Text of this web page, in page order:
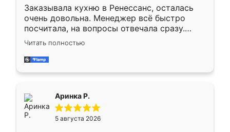
Заказывала кухню в Ренессанс, осталась
очень довольна. Менеджер всё быстро
посчитала, на вопросы отвечала сразу.
Замерщик приехал в субботу, подошёл к
делу со всей ответственностью. Собрали
за день, ребята работали аккуратно, даже
Читать полностью
Аринка Р.
5 августа 2026